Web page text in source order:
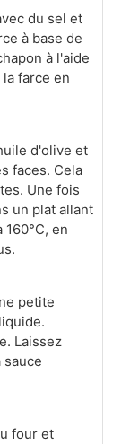
du sel et
à base de
à l'aide
farce en
d'olive et
faces. Cela
Une fois
un plat allant
en
petite
Laissez
sauce
four et